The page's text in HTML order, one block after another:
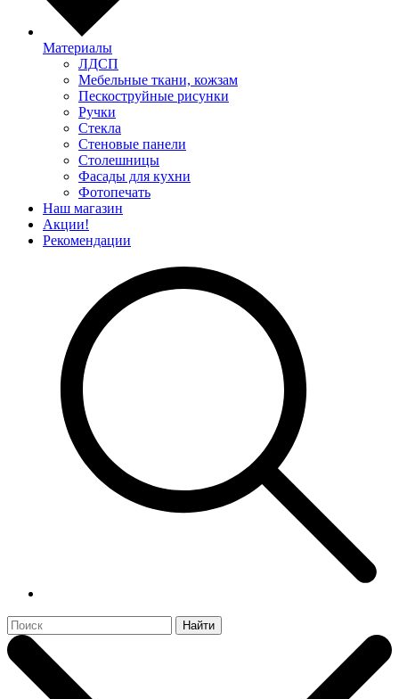
Материалы
ЛДСП
Мебельные ткани, кожзам
Пескоструйные рисунки
Ручки
Стекла
Стеновые панели
Столешницы
Фасады для кухни
Фотопечать
Наш магазин
Акции!
Рекомендации
Найти